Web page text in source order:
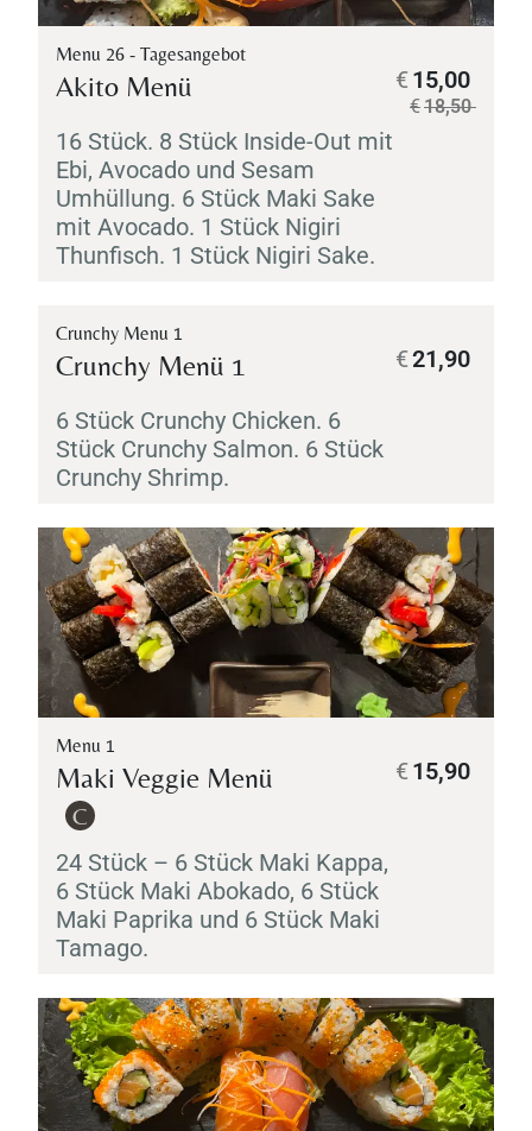
Menu 26 - Tagesangebot
Akito Menü
16 Stück. 8 Stück Inside-Out mit
Ebi, Avocado und Sesam
Umhüllung. 6 Stück Maki Sake
mit Avocado. 1 Stück Nigiri
Thunfisch. 1 Stück Nigiri Sake.
18,50
€
15,00
€
Crunchy Menu 1
Crunchy Menü 1
6 Stück Crunchy Chicken. 6
Stück Crunchy Salmon. 6 Stück
Crunchy Shrimp.
21,90
€
Menu 1
Maki Veggie Menü
C
24 Stück – 6 Stück Maki Kappa,
6 Stück Maki Abokado, 6 Stück
Maki Paprika und 6 Stück Maki
Tamago.
15,90
€